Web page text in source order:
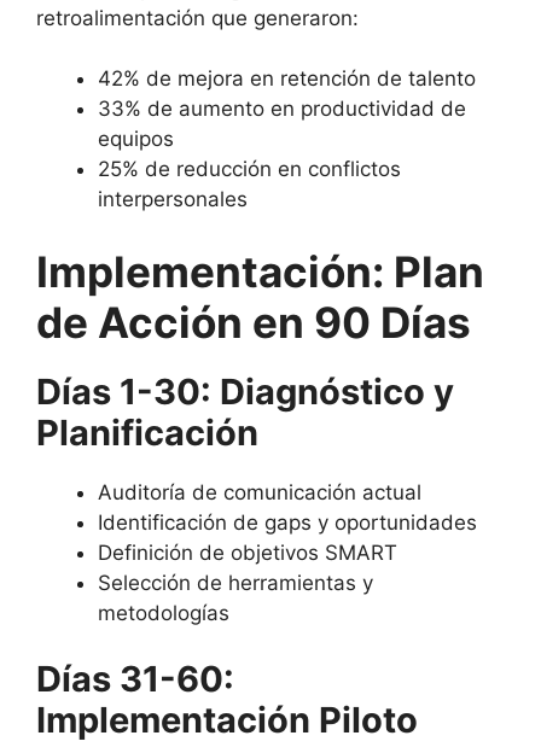
retroalimentación que generaron:
42% de mejora en retención de talento
33% de aumento en productividad de
equipos
25% de reducción en conflictos
interpersonales
Implementación: Plan
de Acción en 90 Días
Días 1-30: Diagnóstico y
Planificación
Auditoría de comunicación actual
Identificación de gaps y oportunidades
Definición de objetivos SMART
Selección de herramientas y
metodologías
Días 31-60:
Implementación Piloto